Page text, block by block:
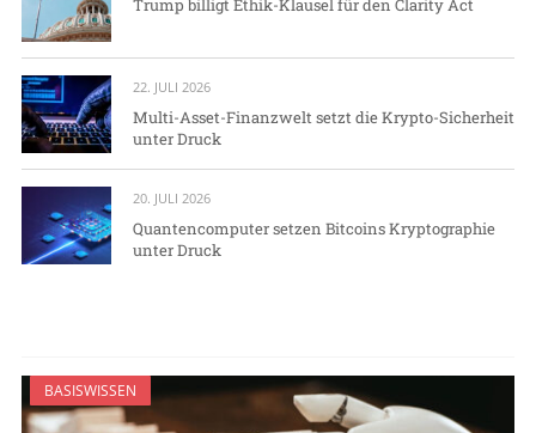
Trump billigt Ethik-Klausel für den Clarity Act
22. JULI 2026
Multi-Asset-Finanzwelt setzt die Krypto-Sicherheit
unter Druck
20. JULI 2026
Quantencomputer setzen Bitcoins Kryptographie
unter Druck
BASISWISSEN